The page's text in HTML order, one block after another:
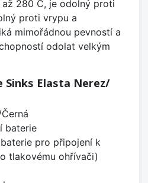
280 C, je odolný proti
proti vrypu a
mimořádnou pevností a
odolat velkým
Sinks Elasta Nerez/
baterie
pro připojení k
tlakovému ohřívači)